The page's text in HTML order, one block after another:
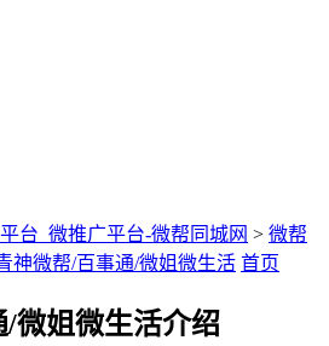
台_微推广平台-微帮同城网 > 微帮
神微帮/百事通/微姐微生活 首页
微姐微生活介绍